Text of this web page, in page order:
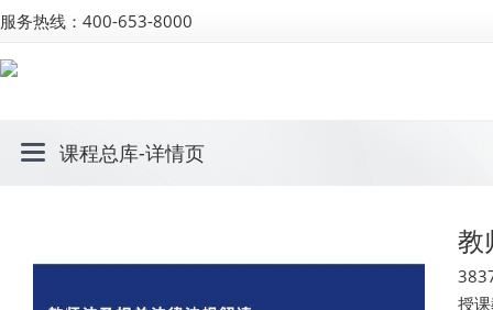
服务热线：400-653-8000
课程总库-详情页
教
授